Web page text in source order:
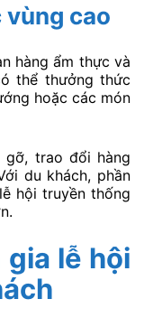
vùng cao
hàng ẩm thực và
thể thưởng thức
hoặc các món
trao đổi hàng
du khách, phần
hội truyền thống
lễ hội